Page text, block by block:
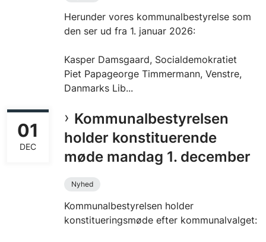
Herunder vores kommunalbestyrelse som
den ser ud fra 1. januar 2026:
Kasper Damsgaard, Socialdemokratiet
Piet Papageorge Timmermann, Venstre,
Danmarks Lib...
Kommunalbestyrelsen
holder konstituerende
møde mandag 1. december
01
DEC
Nyhed
Kommunalbestyrelsen holder
konstitueringsmøde efter kommunalvalget: